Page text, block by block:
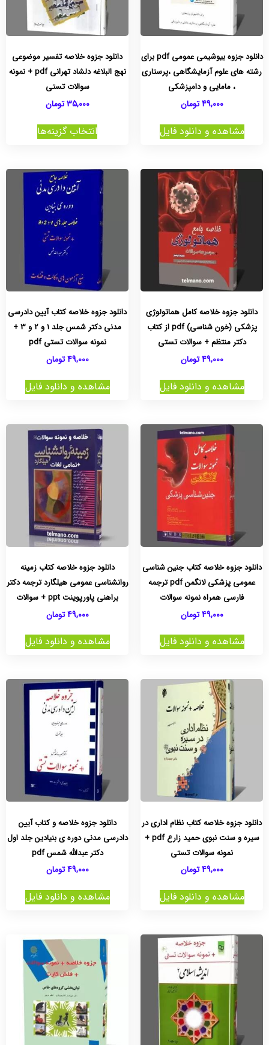
دانلود جزوه بیوشیمی عمومی pdf برای
رشته های علوم آزمایشگاهی ،پرستاری
، مامایی و دامپزشکی
49,000 تومان
مشاهده و دانلود فایل
دانلود جزوه خلاصه تفسیر موضوعی
نهج البلاغه دلشاد تهرانی pdf + نمونه
سوالات تستی
35,000 تومان
انتخاب گزینه‌ها
دانلود جزوه خلاصه کامل هماتولوژی
پزشکی (خون شناسی) pdf از کتاب
دکتر منتظم + سوالات تستی
49,000 تومان
مشاهده و دانلود فایل
دانلود جزوه خلاصه کتاب آیین دادرسی
مدنی دکتر شمس جلد 1 و 2 و 3 +
نمونه سوالات تستی pdf
49,000 تومان
مشاهده و دانلود فایل
دانلود جزوه خلاصه کتاب جنین شناسی
عمومی پزشکی لانگمن pdf ترجمه
فارسی همراه نمونه سوالات
49,000 تومان
مشاهده و دانلود فایل
دانلود جزوه خلاصه کتاب زمینه
روانشناسی عمومی هیلگارد ترجمه دکتر
براهنی پاورپوینت ppt + سوالات
49,000 تومان
مشاهده و دانلود فایل
دانلود جزوه خلاصه کتاب نظام اداری در
سیره و سنت نبوی حمید زارع pdf +
نمونه سوالات تستی
49,000 تومان
مشاهده و دانلود فایل
دانلود جزوه خلاصه و کتاب آیین
دادرسی مدنی دوره ی بنیادین جلد اول
دکتر عبدالله شمس pdf
49,000 تومان
مشاهده و دانلود فایل